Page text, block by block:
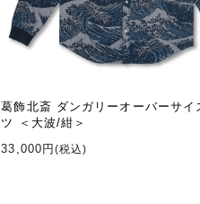
葛飾北斎 ダンガリーオーバーサイ
ツ ＜大波/紺＞
33,000円(税込)